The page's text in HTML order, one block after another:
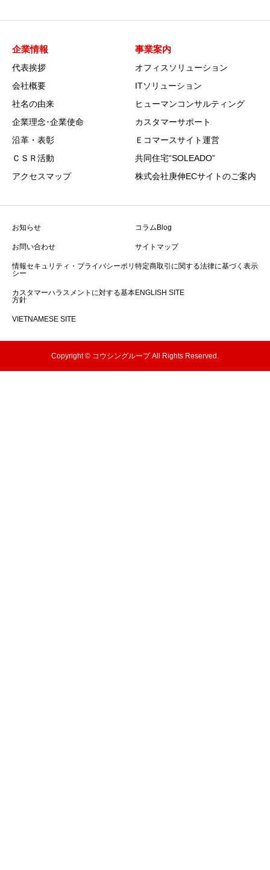
企業情報
代表挨拶
会社概要
社名の由来
企業理念･企業使命
沿革・表彰
ＣＳＲ活動
アクセスマップ
事業案内
オフィスソリューション
ITソリューション
ヒューマンコンサルティング
カスタマーサポート
Ｅコマースサイト運営
共同住宅“SOLEADO”
株式会社庚伸ECサイトのご案内
お知らせ コラムBlog
お問い合わせ サイトマップ
情報セキュリティ・プライバシーポリ
シー
特定商取引に関する法律に基づく表示
カスタマーハラスメントに対する基本
方針
ENGLISH SITE
VIETNAMESE SITE
Copyright © コウシングループ All Rights Reserved.